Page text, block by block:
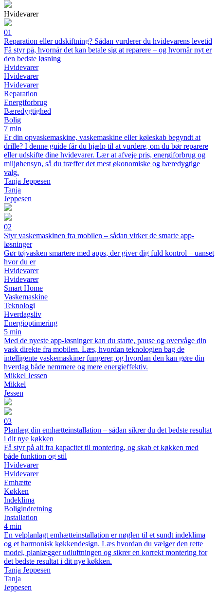
Hvidevarer
01
Reparation eller udskiftning? Sådan vurderer du hvidevarens levetid
Få styr på, hvornår det kan betale sig at reparere – og hvornår nyt er
den bedste løsning
Hvidevarer
Hvidevarer
Hvidevarer
Reparation
Energiforbrug
Bæredygtighed
Bolig
7 min
Er din opvaskemaskine, vaskemaskine eller køleskab begyndt at
drille? I denne guide får du hjælp til at vurdere, om du bør reparere
eller udskifte dine hvidevarer. Lær at afveje pris, energiforbrug og
miljøhensyn, så du træffer det mest økonomiske og bæredygtige
valg.
Tanja Jeppesen
Tanja
Jeppesen
02
Styr vaskemaskinen fra mobilen – sådan virker de smarte app-
løsninger
Gør tøjvasken smartere med apps, der giver dig fuld kontrol – uanset
hvor du er
Hvidevarer
Hvidevarer
Smart Home
Vaskemaskine
Teknologi
Hverdagsliv
Energioptimering
5 min
Med de nyeste app-løsninger kan du starte, pause og overvåge din
vask direkte fra mobilen. Læs, hvordan teknologien bag de
intelligente vaskemaskiner fungerer, og hvordan den kan gøre din
hverdag både nemmere og mere energieffektiv.
Mikkel Jessen
Mikkel
Jessen
03
Planlæg din emhætteinstallation – sådan sikrer du det bedste resultat
i dit nye køkken
Få styr på alt fra kapacitet til montering, og skab et køkken med
både funktion og stil
Hvidevarer
Hvidevarer
Emhætte
Køkken
Indeklima
Boligindretning
Installation
4 min
En velplanlagt emhætteinstallation er nøglen til et sundt indeklima
og et harmonisk køkkendesign. Læs hvordan du vælger den rette
model, planlægger udluftningen og sikrer en korrekt montering for
det bedste resultat i dit nye køkken.
Tanja Jeppesen
Tanja
Jeppesen